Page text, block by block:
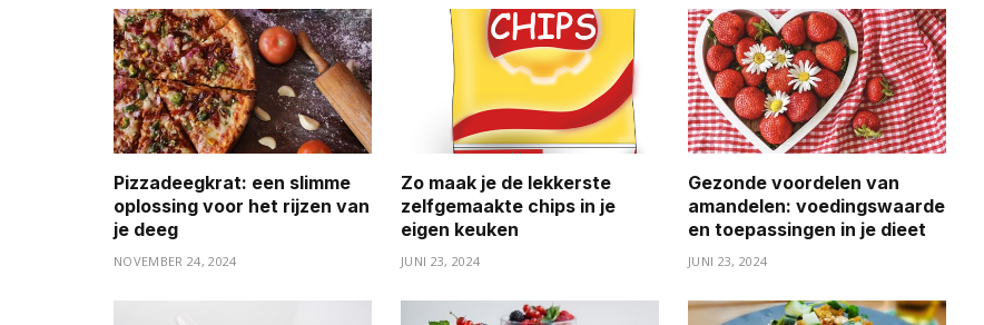
Pizzadeegkrat: een slimme
oplossing voor het rijzen van
je deeg
NOVEMBER 24, 2024
Zo maak je de lekkerste
zelfgemaakte chips in je
eigen keuken
JUNI 23, 2024
Gezonde voordelen van
amandelen: voedingswaarde
en toepassingen in je dieet
JUNI 23, 2024